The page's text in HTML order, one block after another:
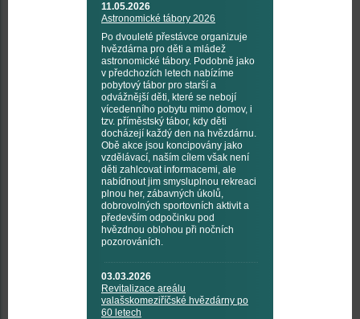
11.05.2026
Astronomické tábory 2026
Po dvouleté přestávce organizuje
hvězdárna pro děti a mládež
astronomické tábory. Podobně jako
v předchozích letech nabízíme
pobytový tábor pro starší a
odvážnější děti, které se nebojí
vícedenního pobytu mimo domov, i
tzv. příměstský tábor, kdy děti
docházejí každý den na hvězdárnu.
Obě akce jsou koncipovány jako
vzdělávací, naším cílem však není
děti zahlcovat informacemi, ale
nabídnout jim smysluplnou rekreaci
plnou her, zábavných úkolů,
dobrovolných sportovních aktivit a
především odpočinku pod
hvězdnou oblohou při nočních
pozorováních.
03.03.2026
Revitalizace areálu
valašskomeziříčské hvězdárny po
60 letech